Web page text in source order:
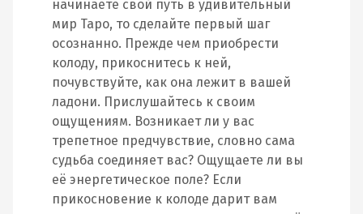
начинаете свой путь в удивительный
мир Таро, то сделайте первый шаг
осознанно. Прежде чем приобрести
колоду, прикоснитесь к ней,
почувствуйте, как она лежит в вашей
ладони. Прислушайтесь к своим
ощущениям. Возникает ли у вас
трепетное предчувствие, словно сама
судьба соединяет вас? Ощущаете ли вы
её энергетическое поле? Если
прикосновение к колоде дарит вам